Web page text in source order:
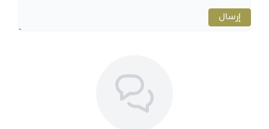
إرسال